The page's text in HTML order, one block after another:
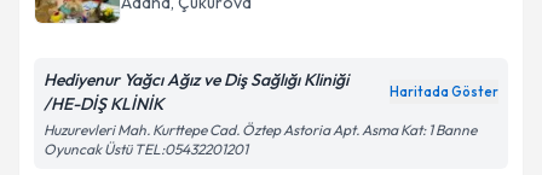
Hediyenur Yağcı Ağız ve Diş Sağlığı Kliniği
/HE-DİŞ KLİNİK
Haritada Göster
Huzurevleri Mah. Kurttepe Cad. Öztep Astoria Apt. Asma Kat: 1 Banne
Oyuncak Üstü TEL:05432201201